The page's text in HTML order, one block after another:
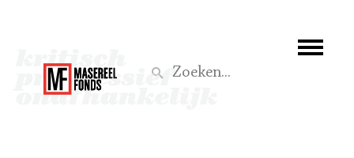
Wat we doen